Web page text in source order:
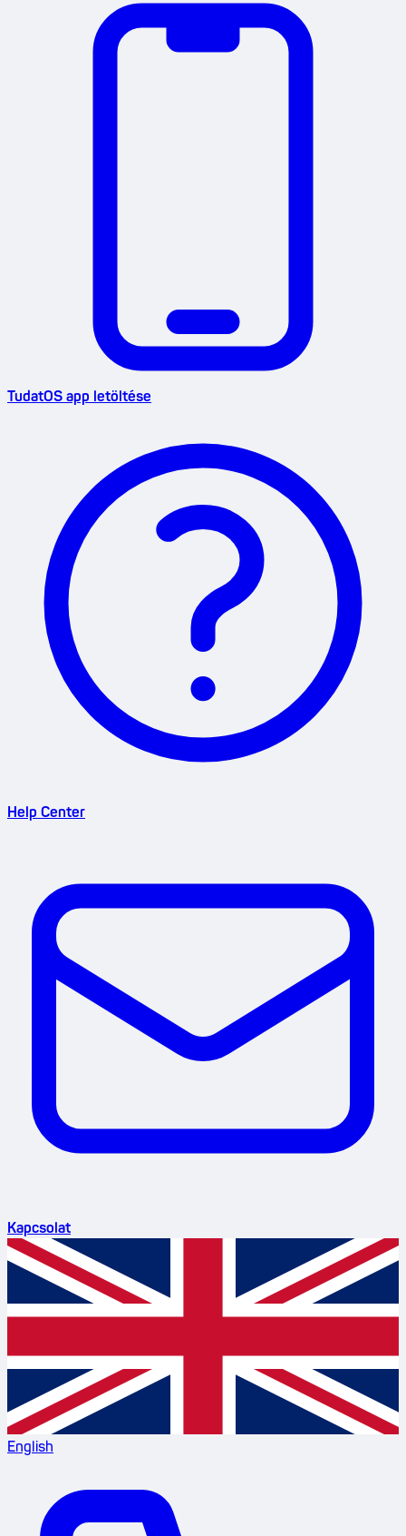
TudatOS app letöltése
Help Center
Kapcsolat
English